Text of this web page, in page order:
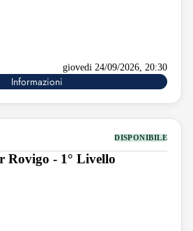
giovedi 24/09/2026, 20:30
Informazioni
DISPONIBILE
Rovigo - 1° Livello